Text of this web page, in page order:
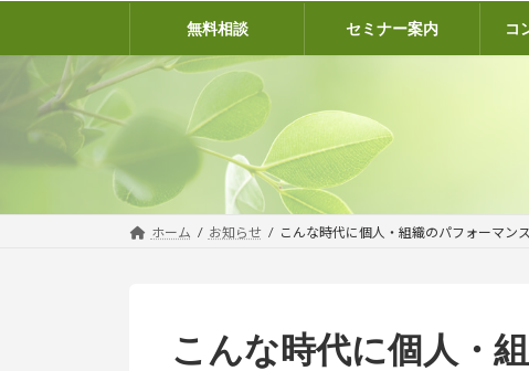
無料相談 セミナー案内 コ
ホーム お知らせ こんな時代に個人・組織のパフォーマン
こんな時代に個人・